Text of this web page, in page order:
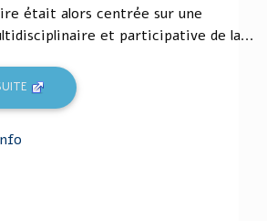
était alors centrée sur une
et participative de la...